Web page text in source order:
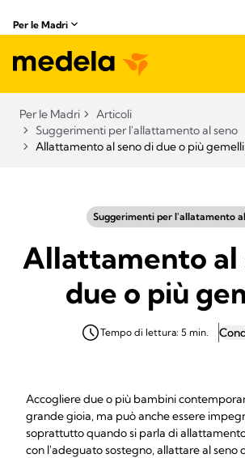
Per le Madri
Per le Madri
Articoli
Suggerimenti per l'allattamento al seno
Allattamento al seno di due o più gemelli
Suggerimenti per l'allatamento
Allattamento al
due o più
Tempo di lettura: 5 min.
Accogliere due o più bambini
grande gioia, ma può anche essere
soprattutto quando si parla di
con l'adeguato sostegno, allattare al seno